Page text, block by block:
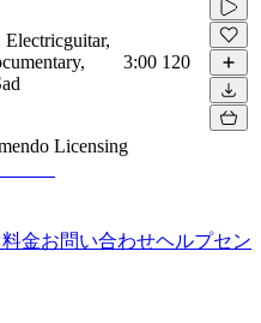
3:00 120
Licensing
料金お問い合わせヘルプセン